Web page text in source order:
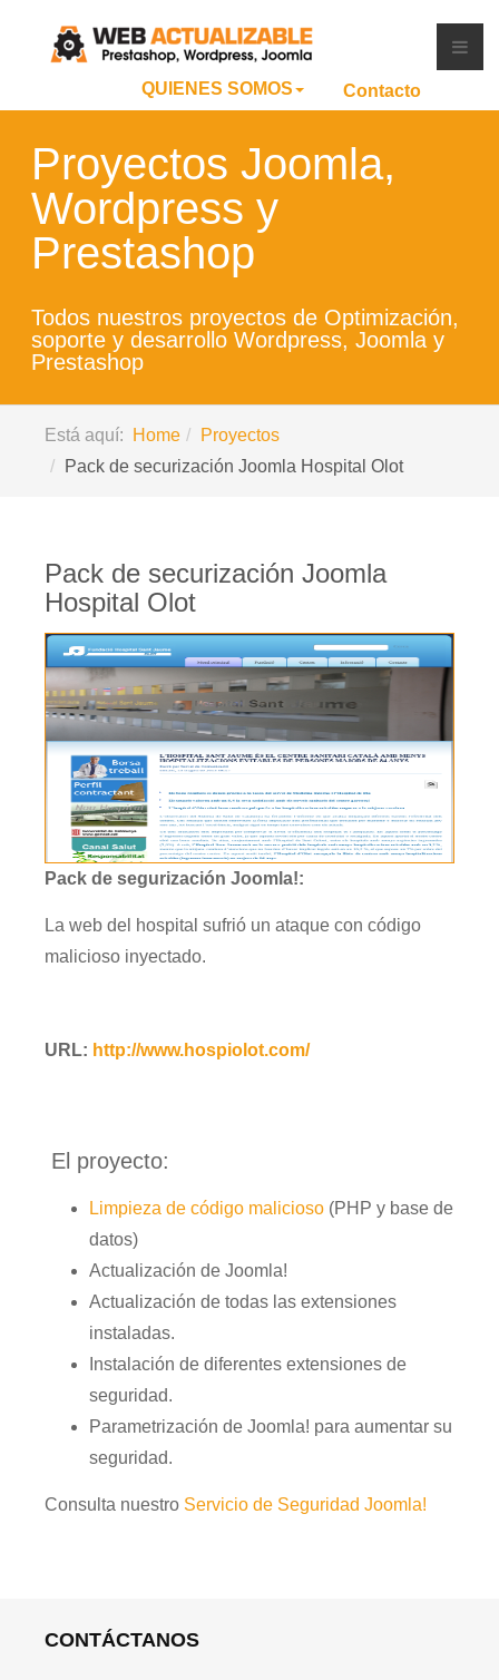
QUIENES SOMOS Contacto
Proyectos Joomla,
Wordpress y
Prestashop
Todos nuestros proyectos de Optimización,
soporte y desarrollo Wordpress, Joomla y
Prestashop
Está aquí: Home
Proyectos
Pack de securización Joomla Hospital Olot
Pack de securización Joomla
Hospital Olot
Pack de segurización Joomla!:
La web del hospital sufrió un ataque con código
malicioso inyectado.
URL: http://www.hospiolot.com/
El proyecto:
Limpieza de código malicioso (PHP y base de
datos)
Actualización de Joomla!
Actualización de todas las extensiones
instaladas.
Instalación de diferentes extensiones de
seguridad.
Parametrización de Joomla! para aumentar su
seguridad.
Consulta nuestro Servicio de Seguridad Joomla!
CONTÁCTANOS